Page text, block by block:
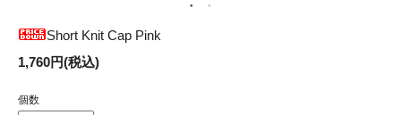
Short Knit Cap Pink
1,760円(税込)
個数